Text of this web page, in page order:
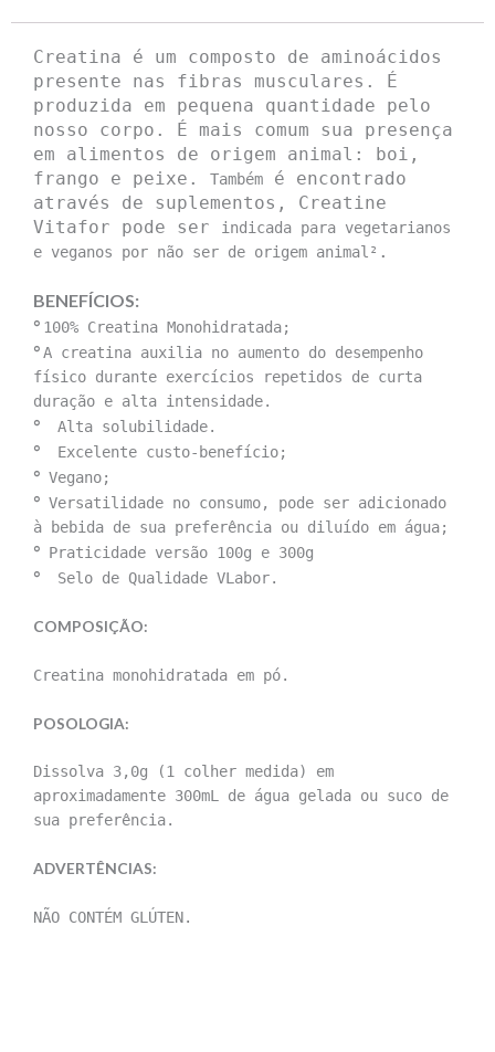
Creatina é um composto de aminoácidos
presente nas fibras musculares. É
produzida em pequena quantidade pelo
nosso corpo. É mais comum sua presença
em alimentos de origem animal: boi,
frango e peixe. Também é encontrado
através de suplementos, Creatine
Vitafor pode ser
indicada para vegetarianos
e veganos por não ser de origem animal² .
BENEFÍCIOS:
° 100% Creatina Monohidratada;
°A creatina auxilia no aumento do desempenho
físico durante exercícios repetidos de curta
duração e alta intensidade.
° Alta solubilidade.
° Excelente custo-benefício;
° Vegano;
° Versatilidade no consumo, pode ser adicionado
à bebida de sua preferência ou diluído em água;
° Praticidade versão 100g e 300g
° Selo de Qualidade VLabor.
COMPOSIÇÃO:
Creatina monohidratada em pó.
POSOLOGIA:
Dissolva 3,0g (1 colher medida) em
aproximadamente 300mL de água gelada ou suco de
sua preferência.
ADVERTÊNCIAS:
NÃO CONTÉM GLÚTEN.